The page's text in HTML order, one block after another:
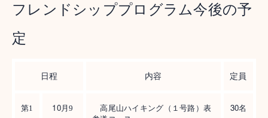
フレンドシッププログラム今後の予
定
日程 内容 定員
第1 10月9
高尾山ハイキング（１号路）表
30名